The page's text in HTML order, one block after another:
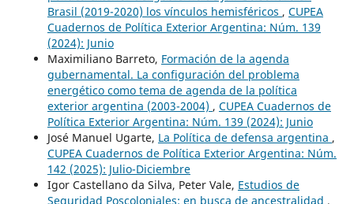
Brasil (2019-2020) los vínculos hemisféricos , CUPEA
Cuadernos de Política Exterior Argentina: Núm. 139
(2024): Junio
Maximiliano Barreto, Formación de la agenda
gubernamental. La configuración del problema
energético como tema de agenda de la política
exterior argentina (2003-2004) , CUPEA Cuadernos de
Política Exterior Argentina: Núm. 139 (2024): Junio
José Manuel Ugarte, La Política de defensa argentina ,
CUPEA Cuadernos de Política Exterior Argentina: Núm.
142 (2025): Julio-Diciembre
Igor Castellano da Silva, Peter Vale, Estudios de
Seguridad Poscoloniales: en busca de ancestralidad ,